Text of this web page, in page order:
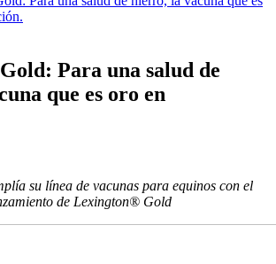
Para una salud de
que es oro en
su línea de vacunas para equinos con el
de Lexington® Gold